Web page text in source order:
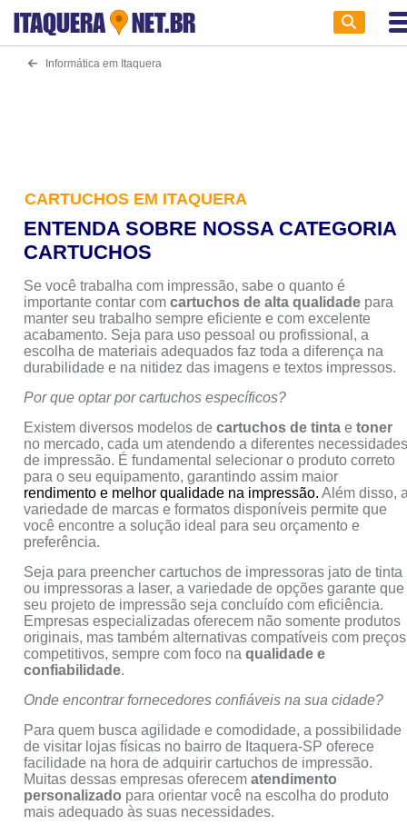
ITAQUERA NET.BR
Informática em Itaquera
CARTUCHOS EM ITAQUERA
ENTENDA SOBRE NOSSA CATEGORIA
CARTUCHOS
Se você trabalha com impressão, sabe o quanto é
importante contar comcartuchos de alta qualidade para
manter seu trabalho sempre eficiente e com excelente
acabamento. Seja para uso pessoal ou profissional, a
escolha de materiais adequados faz toda a diferença na
durabilidade e na nitidez das imagens e textos impressos.
Por que optar por cartuchos específicos?
Existem diversos modelos decartuchos de tinta etoner
no mercado, cada um atendendo a diferentes
de impressão. É fundamental selecionar o produto correto
para o seu equipamento, garantindo assim maior
rendimento e melhor qualidade na impressão. Além disso,
variedade de marcas e formatos disponíveis permite que
você encontre a solução ideal para seu orçamento e
preferência.
Seja para preencher cartuchos de impressoras jato de tinta
ou impressoras a laser, a variedade de opções garante que
seu projeto de impressão seja concluído com eficiência.
Empresas especializadas oferecem não somente produtos
originais, mas também alternativas compatíveis com preços
competitivos, sempre com foco naqualidade e
confiabilidade.
Onde encontrar fornecedores confiáveis na sua cidade?
Para quem busca agilidade e comodidade, a possibilidade
de visitar lojas físicas no bairro de Itaquera-SP oferece
facilidade na hora de adquirir cartuchos de impressão.
Muitas dessas empresas oferecematendimento
personalizado para orientar você na escolha do produto
mais adequado às suas necessidades.